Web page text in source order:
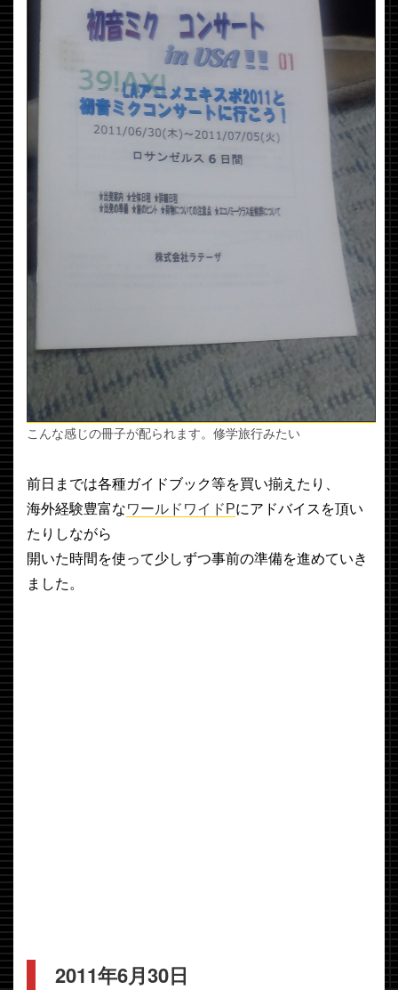
こんな感じの冊子が配られます。修学旅行みたい
前日までは各種ガイドブック等を買い揃えたり、
海外経験豊富なワールドワイドPにアドバイスを頂い
たりしながら
開いた時間を使って少しずつ事前の準備を進めていき
ました。
2011年6月30日